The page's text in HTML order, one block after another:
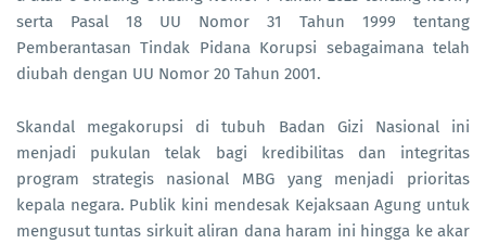
serta Pasal 18 UU Nomor 31 Tahun 1999 tentang
Pemberantasan Tindak Pidana Korupsi sebagaimana telah
diubah dengan UU Nomor 20 Tahun 2001.
Skandal megakorupsi di tubuh Badan Gizi Nasional ini
menjadi pukulan telak bagi kredibilitas dan integritas
program strategis nasional MBG yang menjadi prioritas
kepala negara. Publik kini mendesak Kejaksaan Agung untuk
mengusut tuntas sirkuit aliran dana haram ini hingga ke akar